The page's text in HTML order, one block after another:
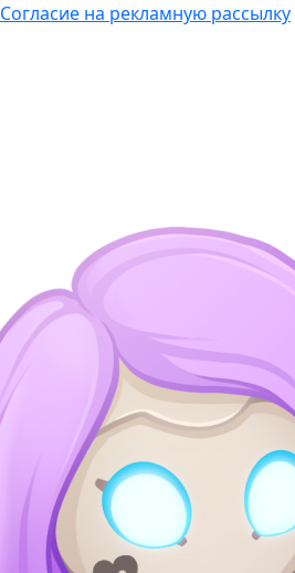
Согласие на рекламную рассылку